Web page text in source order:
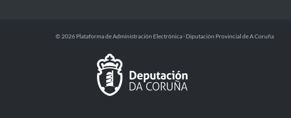
© 2026 Plataforma de Administración Electrónica · Diputación Provincial de A Coruña